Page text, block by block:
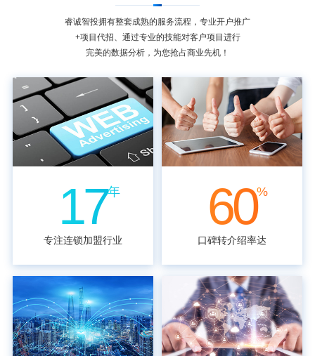
睿诚智投拥有整套成熟的服务流程，专业开户推广
+项目代招、通过专业的技能对客户项目进行
完美的数据分析，为您抢占商业先机！
17年
专注连锁加盟行业
60%
口碑转介绍率达